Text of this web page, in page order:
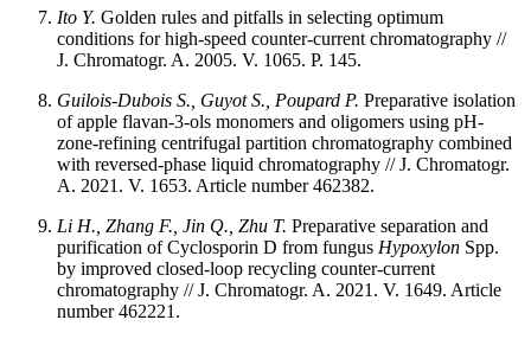
Ito Y. Golden rules and pitfalls in selecting optimum
conditions for high-speed counter-current chromatography //
J. Chromatogr. A. 2005. V. 1065. P. 145.
Guilois-Dubois S., Guyot S., Poupard P. Preparative isolation
of apple flavan-3-ols monomers and oligomers using pH-
zone-refining centrifugal partition chromatography combined
with reversed-phase liquid chromatography // J. Chromatogr.
A. 2021. V. 1653. Article number 462382.
Li H., Zhang F., Jin Q., Zhu T. Preparative separation and
purification of Cyclosporin D from fungus Hypoxylon Spp.
by improved closed-loop recycling counter-current
chromatography // J. Chromatogr. A. 2021. V. 1649. Article
number 462221.